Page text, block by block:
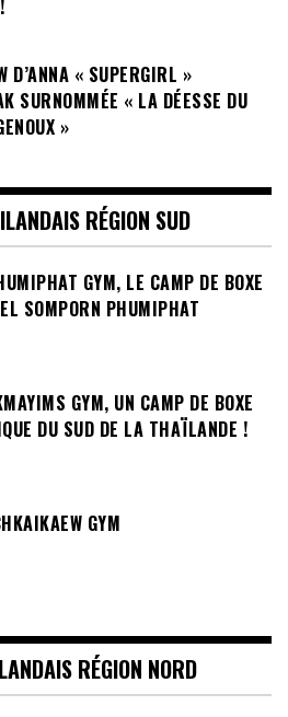
D’ANNA « SUPERGIRL »
SURNOMMÉE « LA DÉESSE DU
»
RÉGION SUD
GYM, LE CAMP DE BOXE
SOMPORN PHUMIPHAT
GYM, UN CAMP DE BOXE
DU SUD DE LA THAÏLANDE !
GYM
RÉGION NORD